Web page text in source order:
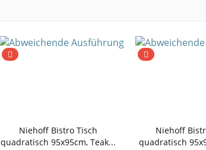
Niehoff Bistro Tisch
quadratisch 95x95cm, Teak...
Niehoff
quadratisch